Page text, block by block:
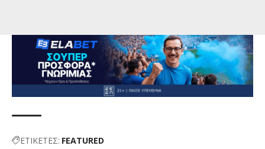
ΕΤΙΚΕΤΕΣ: FEATURED